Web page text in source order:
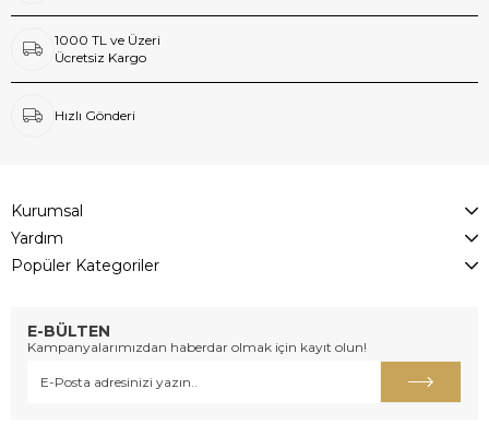
1000 TL ve Üzeri
Ücretsiz Kargo
Hızlı Gönderi
Kurumsal
Yardım
Popüler Kategoriler
E-BÜLTEN
Kampanyalarımızdan haberdar olmak için kayıt olun!